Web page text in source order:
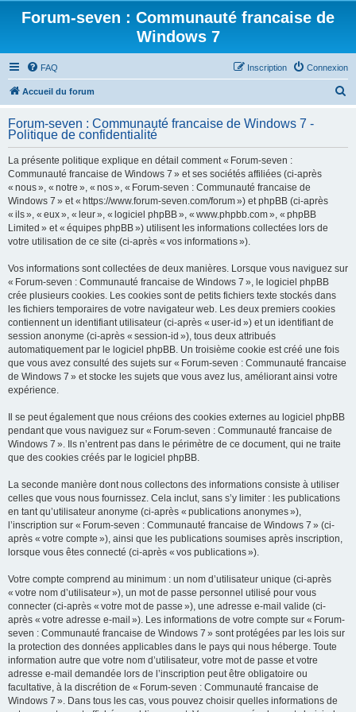
Forum-seven : Communauté francaise de
Windows 7
FAQ Connexion
Inscription
Accueil du forum
h
Forum-seven : Communauté francaise de Windows 7 -
Politique de confidentialité
La présente politique explique en détail comment « Forum-seven :
Communauté francaise de Windows 7 » et ses sociétés affiliées (ci-après
« nous », « notre », « nos », « Forum-seven : Communauté francaise de
Windows 7 » et « https://www.forum-seven.com/forum ») et phpBB (ci-après
« ils », « eux », « leur », « logiciel phpBB », « www.phpbb.com », « phpBB
Limited » et « équipes phpBB ») utilisent les informations collectées lors de
votre utilisation de ce site (ci-après « vos informations »).
Vos informations sont collectées de deux manières. Lorsque vous naviguez sur
« Forum-seven : Communauté francaise de Windows 7 », le logiciel phpBB
crée plusieurs cookies. Les cookies sont de petits fichiers texte stockés dans
les fichiers temporaires de votre navigateur web. Les deux premiers cookies
contiennent un identifiant utilisateur (ci-après « user-id ») et un identifiant de
session anonyme (ci-après « session-id »), tous deux attribués
automatiquement par le logiciel phpBB. Un troisième cookie est créé une fois
que vous avez consulté des sujets sur « Forum-seven : Communauté francaise
de Windows 7 » et stocke les sujets que vous avez lus, améliorant ainsi votre
expérience.
Il se peut également que nous créions des cookies externes au logiciel phpBB
pendant que vous naviguez sur « Forum-seven : Communauté francaise de
Windows 7 ». Ils n’entrent pas dans le périmètre de ce document, qui ne traite
que des cookies créés par le logiciel phpBB.
La seconde manière dont nous collectons des informations consiste à utiliser
celles que vous nous fournissez. Cela inclut, sans s’y limiter : les publications
en tant qu’utilisateur anonyme (ci-après « publications anonymes »),
l’inscription sur « Forum-seven : Communauté francaise de Windows 7 » (ci-
après « votre compte »), ainsi que les publications soumises après inscription,
lorsque vous êtes connecté (ci-après « vos publications »).
Votre compte comprend au minimum : un nom d’utilisateur unique (ci-après
« votre nom d’utilisateur »), un mot de passe personnel utilisé pour vous
connecter (ci-après « votre mot de passe »), une adresse e-mail valide (ci-
après « votre adresse e-mail »). Les informations de votre compte sur « Forum-
seven : Communauté francaise de Windows 7 » sont protégées par les lois sur
la protection des données applicables dans le pays qui nous héberge. Toute
information autre que votre nom d’utilisateur, votre mot de passe et votre
adresse e-mail demandée lors de l’inscription peut être obligatoire ou
facultative, à la discrétion de « Forum-seven : Communauté francaise de
Windows 7 ». Dans tous les cas, vous pouvez choisir quelles informations de